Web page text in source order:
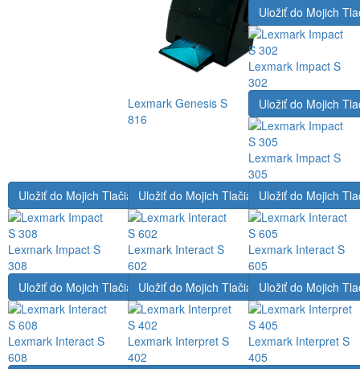
Lexmark Genesis S
816
Uložiť do Mojich
Lexmark Impact S
302
Uložiť do Mojich
Lexmark Impact S
305
Uložiť do Mojich Tlačiarní
Lexmark Impact S
308
Uložiť do Mojich Tlačiarní
Lexmark Interact S
602
Uložiť do Mojich
Lexmark Interact S
605
Uložiť do Mojich Tlačiarní
Lexmark Interact S
608
Uložiť do Mojich Tlačiarní
Lexmark Interpret S
402
Uložiť do Mojich
Lexmark Interpret S
405